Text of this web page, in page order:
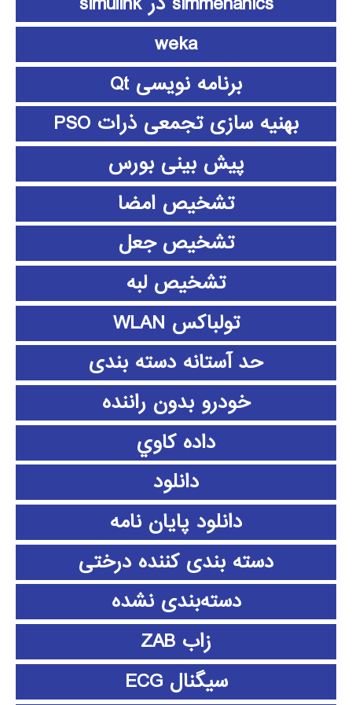
weka
برنامه نویسی Qt
بهنیه سازی تجمعی ذرات PSO
پیش بینی بورس
تشخیص امضا
تشخیص جعل
تشخیص لبه
تولباکس WLAN
حد آستانه دسته بندی
خودرو بدون راننده
داده كاوي
دانلود
دانلود پايان نامه
دسته بندی کننده درختی
دسته‌بندی نشده
زاب ZAB
سیگنال ECG